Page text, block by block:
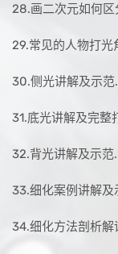
28.画二次元如何
29.常见的人物打
30.侧光讲解及示
31.底光讲解及完整
32.背光讲解及示范
33.细化案例讲解及
34.细化方法剖析解